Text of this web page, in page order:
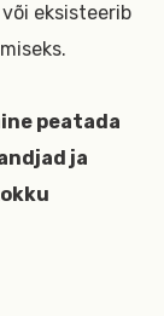
eksisteerib
peatada
ja